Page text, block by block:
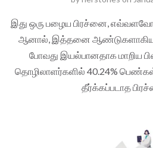
இது ஒரு பழைய பிரச்னை, எவ்வளவோ
ஆனால், இத்தனை
போவது இயல்பானதாக மாறிய
தொழிலாளர்களில் 40.24%
தீர்க்கப்படாத